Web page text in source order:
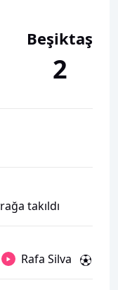
Beşiktaş
2
takıldı
Rafa Silva